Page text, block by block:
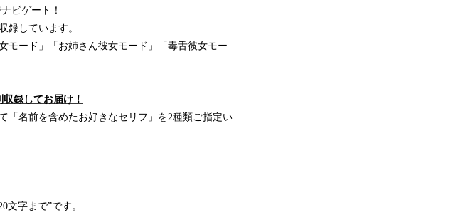
ビゲート！
録しています。
モード」「お姉さん彼女モード」「毒舌彼女モー
録してお届け！
「名前を含めたお好きなセリフ」を2種類ご指定い
字まで”です。